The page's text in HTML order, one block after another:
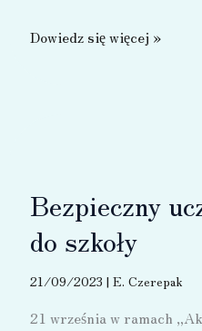
„Dzień
Dowiedz się więcej »
Bezpieczny
do szkoły
21/09/2023 | E. Czerepak
21 września w ramach